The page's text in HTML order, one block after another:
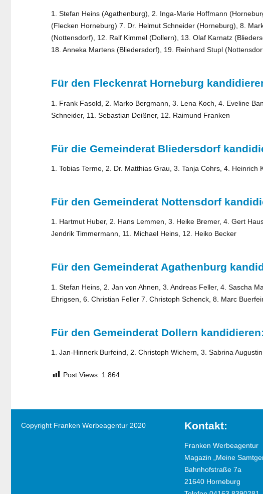
1. Stefan Heins (Agathenburg), 2. Inga-Marie Hoffmann
(Flecken Horneburg) 7. Dr. Helmut Schneider (Horneburg), 8.
(Nottensdorf), 12. Ralf Kimmel (Dollern), 13. Olaf Karnatz
18. Anneka Martens (Bliedersdorf), 19. Reinhard Stupl
Für den Fleckenrat Horneburg
1. Frank Fasold, 2. Marko Bergmann, 3. Lena Koch, 4. Eveline
Schneider, 11. Sebastian Deißner, 12. Raimund Franken
Für die Gemeinderat Bliedersdorf
1. Tobias Terme, 2. Dr. Matthias Grau, 3. Tanja Cohrs, 4.
Für den Gemeinderat Nottensdorf
1. Hartmut Huber, 2. Hans Lemmen, 3. Heike Bremer, 4. Gert
Jendrik Timmermann, 11. Michael Heins, 12. Heiko Becker
Für den Gemeinderat Agathenburg
1. Stefan Heins, 2. Jan von Ahnen, 3. Andreas Feller, 4. Sascha
Ehrigsen, 6. Christian Feller 7. Christoph Schenck, 8. Marc
Für den Gemeinderat Dollern kandidieren:
1. Jan-Hinnerk Burfeind, 2. Christoph Wichern, 3. Sabrina
Post Views: 1.864
Copyright Franken Werbeagentur 2020 Kontakt:
Franken Werbeagentur
Magazin „Meine
Bahnhofstraße 7a
21640 Horneburg